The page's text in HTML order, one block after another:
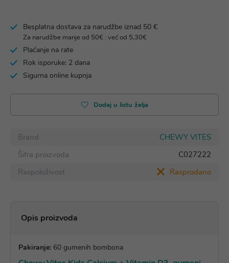
Besplatna dostava za narudžbe iznad 50 €
Za narudžbe manje od 50€ : već od 5,30€
Plaćanje na rate
Rok isporuke: 2 dana
Sigurna online kupnja
Dodaj u listu želja
Brand
CHEWY VITES
Šifra proizvoda
C027222
Raspoloživost
Rasprodano
Opis proizvoda
Pakiranje: 60 gumenih bombona